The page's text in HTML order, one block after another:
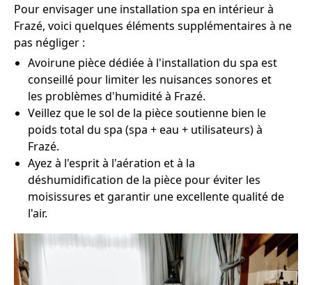
Pour envisager une installation spa en intérieur à
Frazé, voici quelques éléments supplémentaires à ne
pas négliger :
Avoirune pièce dédiée à l'installation du spa est
conseillé pour limiter les nuisances sonores et
les problèmes d'humidité à Frazé.
Veillez que le sol de la pièce soutienne bien le
poids total du spa (spa + eau + utilisateurs) à
Frazé.
Ayez à l'esprit à l'aération et à la
déshumidification de la pièce pour éviter les
moisissures et garantir une excellente qualité de
l'air.